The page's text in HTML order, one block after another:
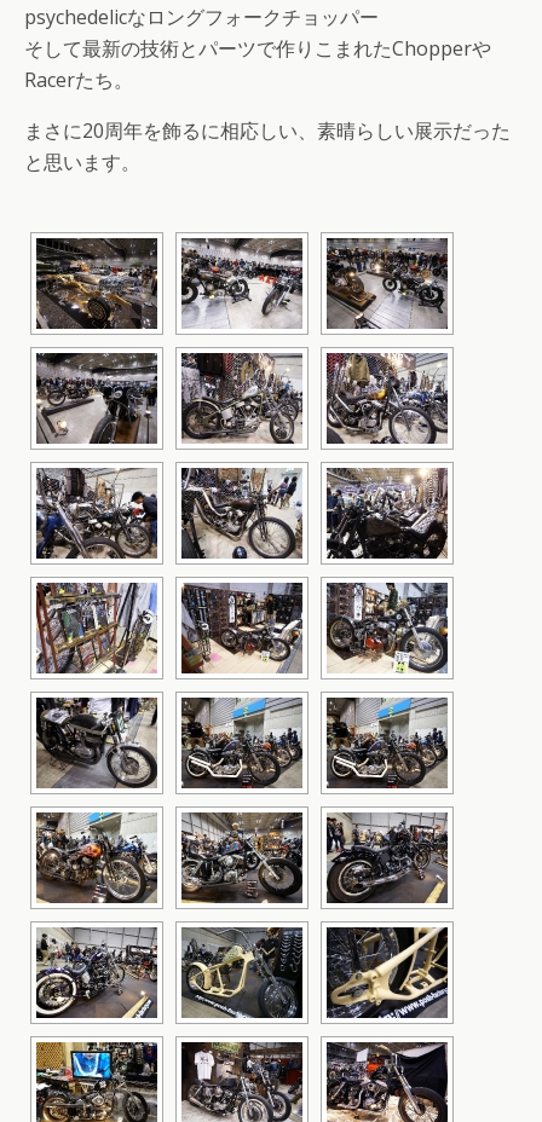
psychedelicなロングフォークチョッパー
そして最新の技術とパーツで作りこまれたChopperや
Racerたち。
まさに20周年を飾るに相応しい、素晴らしい展示だった
と思います。